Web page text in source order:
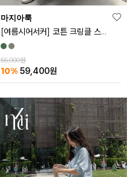
마지아룩
[여름시어서커] 코튼 크링클 스트라이프 원피스
66,000원
10% 59,400원